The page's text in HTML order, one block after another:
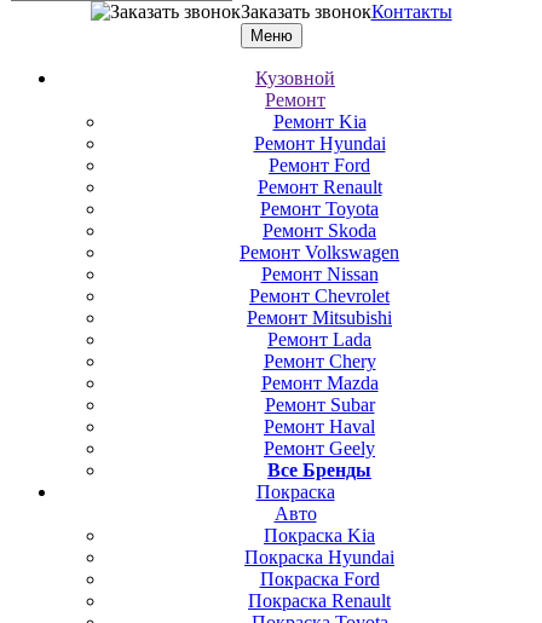
Заказать звонокКонтакты
Меню
Кузовной
Ремонт
Ремонт Kia
Ремонт Hyundai
Ремонт Ford
Ремонт Renault
Ремонт Toyota
Ремонт Skoda
Ремонт Volkswagen
Ремонт Nissan
Ремонт Chevrolet
Ремонт Mitsubishi
Ремонт Lada
Ремонт Chery
Ремонт Mazda
Ремонт Subar
Ремонт Haval
Ремонт Geely
Все Бренды
Покраска
Авто
Покраска Kia
Покраска Hyundai
Покраска Ford
Покраска Renault